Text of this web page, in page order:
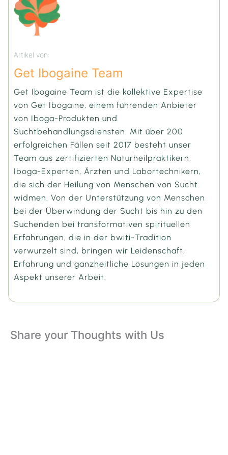
Artikel von:
Get Ibogaine Team
Get Ibogaine Team ist die kollektive Expertise
von Get Ibogaine, einem führenden Anbieter
von Iboga-Produkten und
Suchtbehandlungsdiensten. Mit über 200
erfolgreichen Fällen seit 2017 besteht unser
Team aus zertifizierten Naturheilpraktikern,
Iboga-Experten, Ärzten und Labortechnikern,
die sich der Heilung von Menschen von Sucht
widmen. Von der Unterstützung von Menschen
bei der Überwindung der Sucht bis hin zu den
Suchenden bei transformativen spirituellen
Erfahrungen, die in der bwiti-Tradition
verwurzelt sind, bringen wir Leidenschaft,
Erfahrung und ganzheitliche Lösungen in jeden
Aspekt unserer Arbeit.
Share your Thoughts with Us